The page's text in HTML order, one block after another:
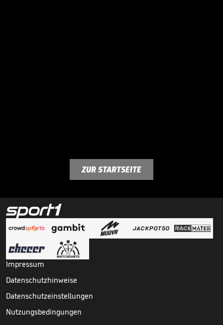
ZUR STARTSEITE
Impressum
Datenschutzhinweise
Datenschutzeinstellungen
Nutzungsbedingungen